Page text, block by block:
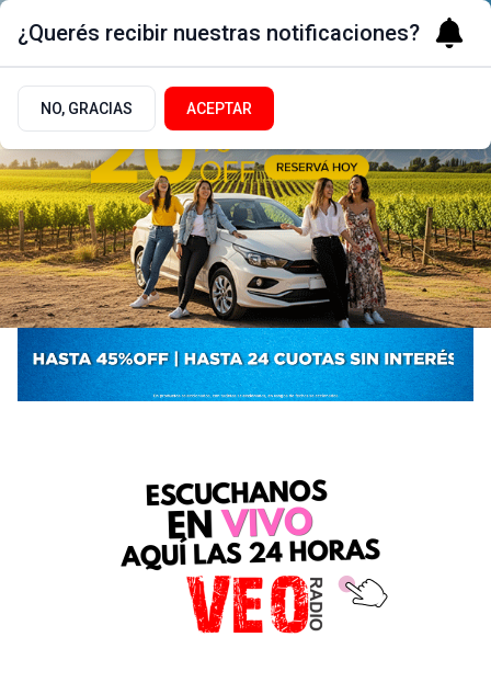
¿Querés recibir nuestras notificaciones?
NO, GRACIAS ACEPTAR